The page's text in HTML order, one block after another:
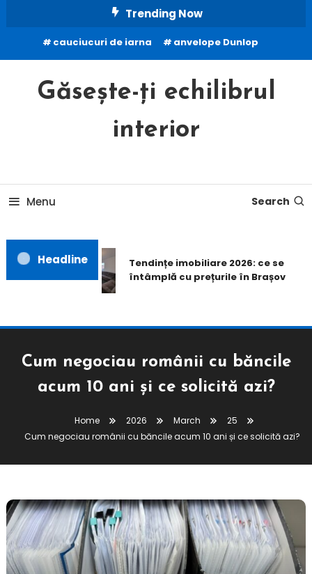
Content
Trending Now
cauciucuri de iarna anvelope Dunlop
Găsește-ți echilibrul
interior
Menu Search
Headline
Tendințe imobiliare 2026: ce se
întâmplă cu prețurile în Brașov
Cum negociau românii cu băncile
acum 10 ani și ce solicită azi?
Home 2026 March
25
Cum negociau românii cu băncile acum 10 ani și ce solicită azi?